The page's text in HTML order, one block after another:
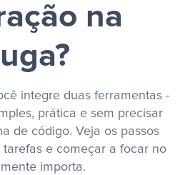
na
integre duas ferramentas -
prática e sem precisar
de código. Veja os passos
e começar a focar no
importa.